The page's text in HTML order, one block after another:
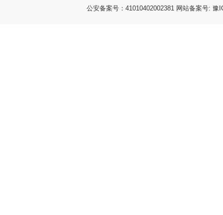
公安备案号：41010402002381 网站备案号: